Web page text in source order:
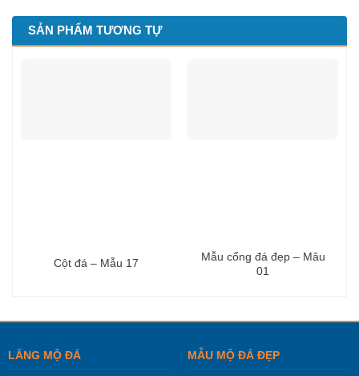
SẢN PHẨM TƯƠNG TỰ
Cột đá – Mẫu 17
Mẫu cổng đá đẹp – Mâu
01
LĂNG MỘ ĐÁ MẪU MỘ ĐÁ ĐẸP